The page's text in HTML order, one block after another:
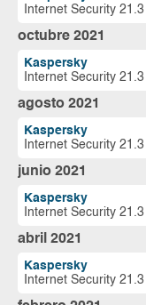
Internet Security 21.3
octubre 2021
Kaspersky
Internet Security 21.3
agosto 2021
Kaspersky
Internet Security 21.3
junio 2021
Kaspersky
Internet Security 21.3
abril 2021
Kaspersky
Internet Security 21.3